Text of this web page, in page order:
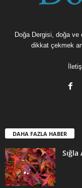
Doğa Dergisi, doğa
dikkat çekmek
DAHA FAZLA HABER
Sığla